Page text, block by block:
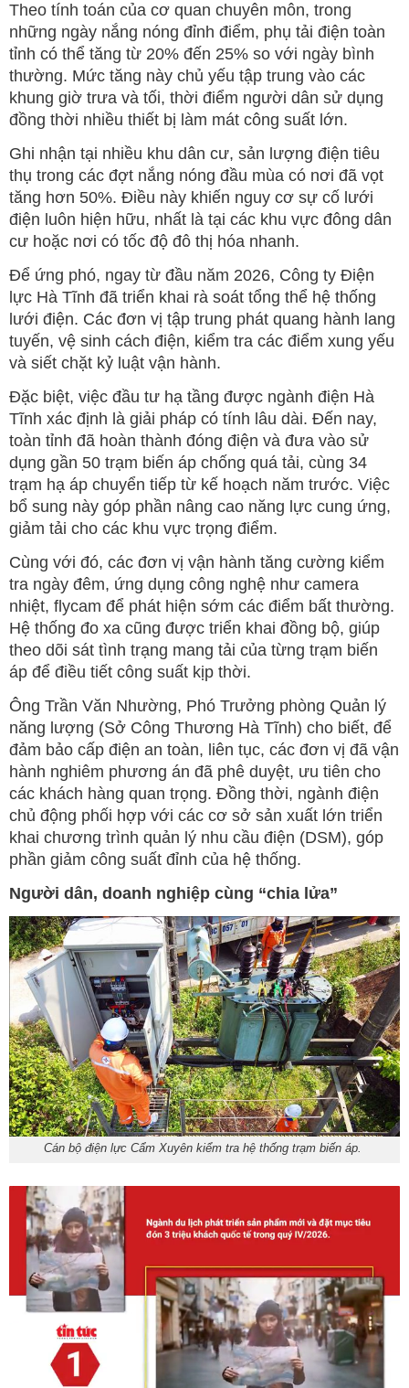
Theo tính toán của cơ quan chuyên môn, trong
những ngày nắng nóng đỉnh điểm, phụ tải điện toàn
tỉnh có thể tăng từ 20% đến 25% so với ngày bình
thường. Mức tăng này chủ yếu tập trung vào các
khung giờ trưa và tối, thời điểm người dân sử dụng
đồng thời nhiều thiết bị làm mát công suất lớn.
Ghi nhận tại nhiều khu dân cư, sản lượng điện tiêu
thụ trong các đợt nắng nóng đầu mùa có nơi đã vọt
tăng hơn 50%. Điều này khiến nguy cơ sự cố lưới
điện luôn hiện hữu, nhất là tại các khu vực đông dân
cư hoặc nơi có tốc độ đô thị hóa nhanh.
Để ứng phó, ngay từ đầu năm 2026, Công ty Điện
lực Hà Tĩnh đã triển khai rà soát tổng thể hệ thống
lưới điện. Các đơn vị tập trung phát quang hành lang
tuyến, vệ sinh cách điện, kiểm tra các điểm xung yếu
và siết chặt kỷ luật vận hành.
Đặc biệt, việc đầu tư hạ tầng được ngành điện Hà
Tĩnh xác định là giải pháp có tính lâu dài. Đến nay,
toàn tỉnh đã hoàn thành đóng điện và đưa vào sử
dụng gần 50 trạm biến áp chống quá tải, cùng 34
trạm hạ áp chuyển tiếp từ kế hoạch năm trước. Việc
bổ sung này góp phần nâng cao năng lực cung ứng,
giảm tải cho các khu vực trọng điểm.
Cùng với đó, các đơn vị vận hành tăng cường kiểm
tra ngày đêm, ứng dụng công nghệ như camera
nhiệt, flycam để phát hiện sớm các điểm bất thường.
Hệ thống đo xa cũng được triển khai đồng bộ, giúp
theo dõi sát tình trạng mang tải của từng trạm biến
áp để điều tiết công suất kịp thời.
Ông Trần Văn Nhường, Phó Trưởng phòng Quản lý
năng lượng (Sở Công Thương Hà Tĩnh) cho biết, để
đảm bảo cấp điện an toàn, liên tục, các đơn vị đã vận
hành nghiêm phương án đã phê duyệt, ưu tiên cho
các khách hàng quan trọng. Đồng thời, ngành điện
chủ động phối hợp với các cơ sở sản xuất lớn triển
khai chương trình quản lý nhu cầu điện (DSM), góp
phần giảm công suất đỉnh của hệ thống.
Người dân, doanh nghiệp cùng “chia lửa”
Cán bộ điện lực Cẩm Xuyên kiểm tra hệ thống trạm biến áp.